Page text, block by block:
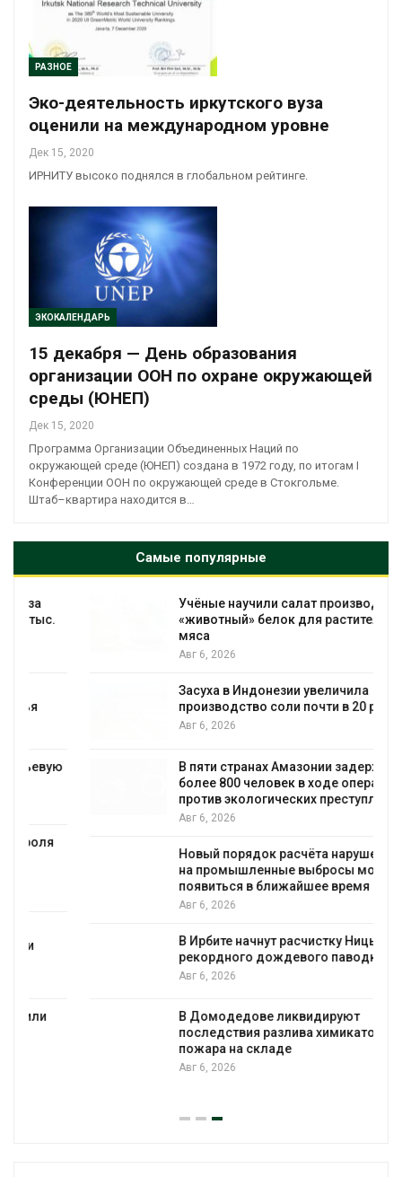
РАЗНОЕ
Эко-деятельность иркутского вуза
оценили на международном уровне
Дек 15, 2020
ИРНИТУ высоко поднялся в глобальном рейтинге.
ЭКОКАЛЕНДАРЬ
15 декабря — День образования
организации ООН по охране окружающей
среды (ЮНЕП)
Дек 15, 2020
Программа Организации Объединенных Наций по
окружающей среде (ЮНЕП) создана в 1972 году, по итогам I
Конференции ООН по окружающей среде в Стокгольме.
Штаб–квартира находится в…
Самые популярные
Учёные научили салат производить
«животный» белок для растительного
Засуха в Индонезии увеличила
производство соли почти в 20 раз
В пяти странах Амазонии задержали
более 800 человек в ходе операции
против экологических преступлений
Новый порядок расчёта нарушений квот
на промышленные выбросы может
появиться в ближайшее время
В Ирбите начнут расчистку Ницы после
рекордного дождевого паводка
В Домодедове ликвидируют
последствия разлива химикатов после
пожара на складе